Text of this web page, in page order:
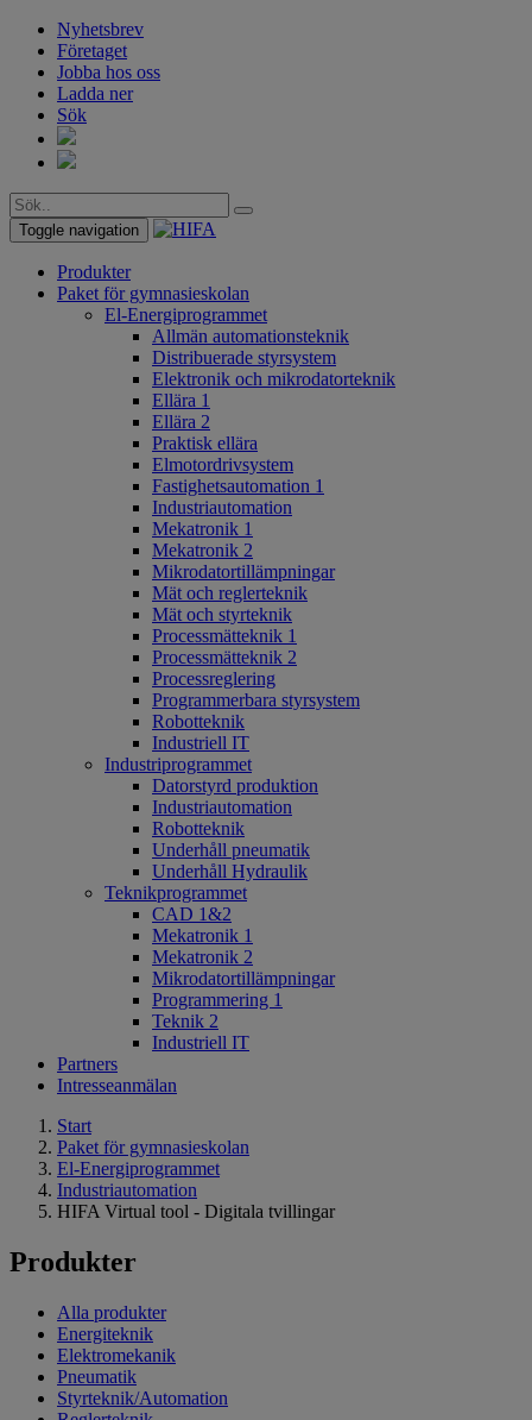
Nyhetsbrev
Företaget
Jobba hos oss
Ladda ner
Sök
Toggle navigation
Produkter
Paket för gymnasieskolan
El-Energiprogrammet
Allmän automationsteknik
Distribuerade styrsystem
Elektronik och mikrodatorteknik
Ellära 1
Ellära 2
Praktisk ellära
Elmotordrivsystem
Fastighetsautomation 1
Industriautomation
Mekatronik 1
Mekatronik 2
Mikrodatortillämpningar
Mät och reglerteknik
Mät och styrteknik
Processmätteknik 1
Processmätteknik 2
Processreglering
Programmerbara styrsystem
Robotteknik
Industriell IT
Industriprogrammet
Datorstyrd produktion
Industriautomation
Robotteknik
Underhåll pneumatik
Underhåll Hydraulik
Teknikprogrammet
CAD 1&2
Mekatronik 1
Mekatronik 2
Mikrodatortillämpningar
Programmering 1
Teknik 2
Industriell IT
Partners
Intresseanmälan
Start
Paket för gymnasieskolan
El-Energiprogrammet
Industriautomation
HIFA Virtual tool - Digitala tvillingar
Produkter
Alla produkter
Energiteknik
Elektromekanik
Pneumatik
Styrteknik/Automation